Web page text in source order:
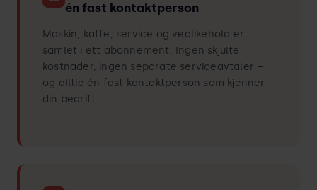
én fast kontaktperson
Maskin, kaffe, service og vedlikehold er
samlet i ett abonnement. Ingen skjulte
kostnader, ingen separate serviceavtaler –
og alltid én fast kontaktperson som kjenner
din bedrift.